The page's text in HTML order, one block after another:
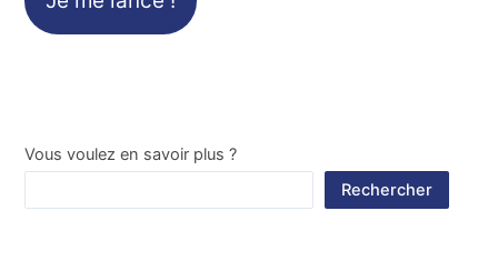
Vous voulez en savoir plus ?
Rechercher